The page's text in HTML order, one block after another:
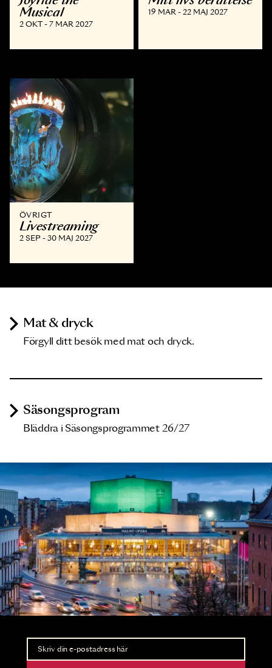
Musical
2 OKT - 7 MAR 2027
19 MAR - 22 MAJ 2027
ÖVRIGT
Livestreaming
2 SEP - 30 MAJ 2027
Mat & dryck
Förgyll ditt besök med mat och dryck.
Säsongsprogram
Bläddra i Säsongsprogrammet 26/27
Nyhetsbrev
Ta del av förhandsinformation och biljettsläpp.